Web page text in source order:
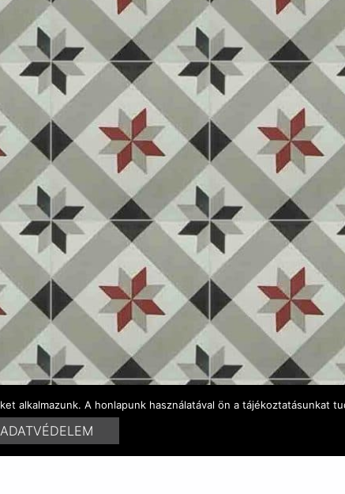
alkalmazunk. A honlapunk használatával ön a tájékoztatásunkat
ADATVÉDELEM